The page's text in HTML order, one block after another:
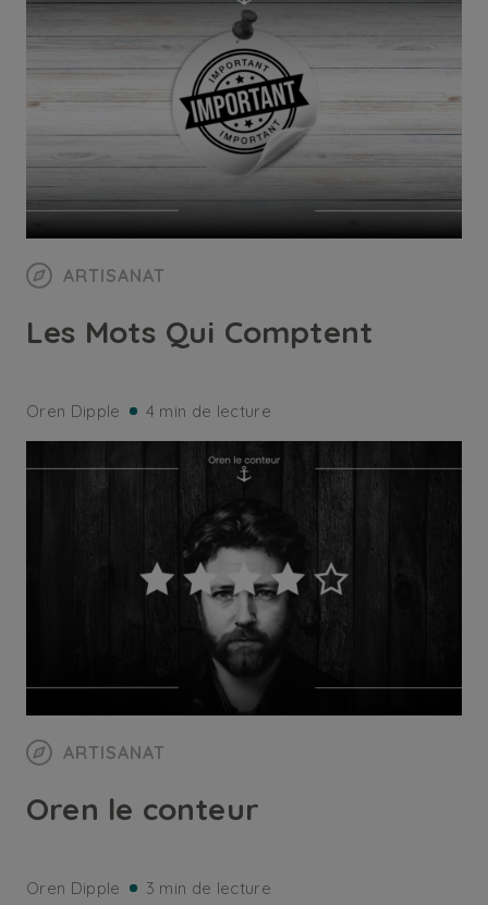
ARTISANAT
Les Mots Qui Comptent
Oren Dipple 4 min de lecture
ARTISANAT
Oren le conteur
Oren Dipple 3 min de lecture